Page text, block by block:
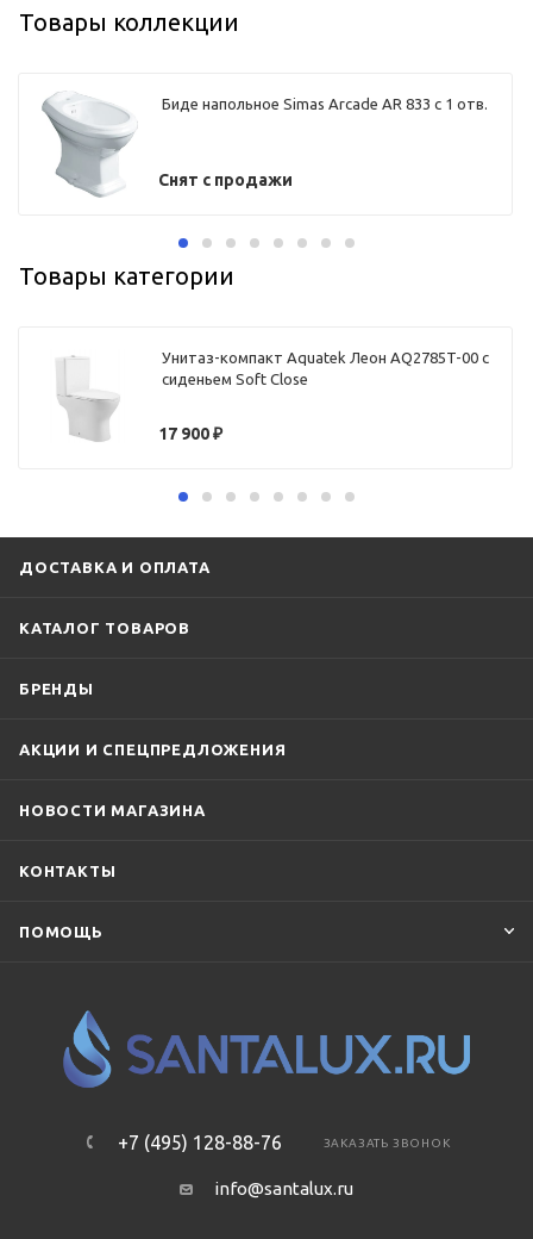
Товары коллекции
Биде напольное Simas Arcade AR 833 с 1 отв.
Снят с продажи
Товары категории
Унитаз-компакт Aquatek Леон AQ2785T-00 с
сиденьем Soft Close
17 900₽
ДОСТАВКА И ОПЛАТА
КАТАЛОГ ТОВАРОВ
БРЕНДЫ
АКЦИИ И СПЕЦПРЕДЛОЖЕНИЯ
НОВОСТИ МАГАЗИНА
КОНТАКТЫ
ПОМОЩЬ
+7 (495) 128-88-76 ЗАКАЗАТЬ ЗВОНОК
info@santalux.ru